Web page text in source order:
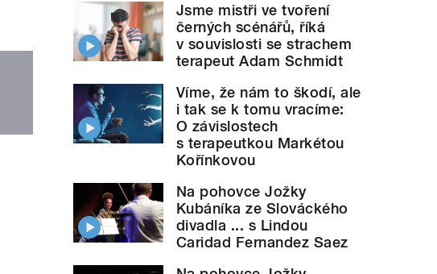
Jsme mistři ve tvoření
černých scénářů, říká
v souvislosti se strachem
terapeut Adam Schmidt
Víme, že nám to škodí, ale
i tak se k tomu vracíme:
O závislostech
s terapeutkou Markétou
Kořínkovou
Na pohovce Jožky
Kubáníka ze Slováckého
divadla ... s Lindou
Caridad Fernandez Saez